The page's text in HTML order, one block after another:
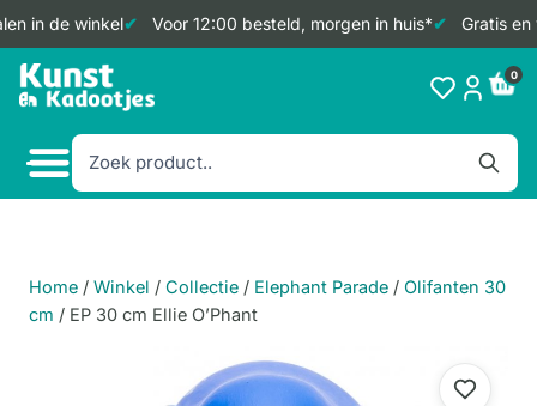
in de winkel Voor 12:00 besteld, morgen in huis* Gratis en
Doorgaan
naar
0
Home / Winkel / Collectie / Elephant Parade / Olifanten 30
cm / EP 30 cm Ellie O’Phant